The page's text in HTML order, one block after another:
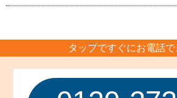
タップですぐにお電話